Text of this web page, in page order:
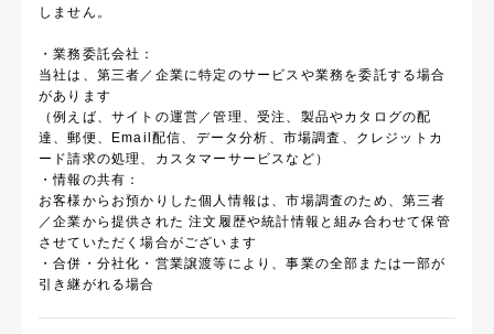
しません。
・業務委託会社：
当社は、第三者／企業に特定のサービスや業務を委託する場合
があります
（例えば、サイトの運営／管理、受注、製品やカタログの配
達、郵便、Email配信、データ分析、市場調査、クレジットカ
ード請求の処理、カスタマーサービスなど）
・情報の共有：
お客様からお預かりした個人情報は、市場調査のため、第三者
／企業から提供された 注文履歴や統計情報と組み合わせて保管
させていただく場合がございます
・合併・分社化・営業譲渡等により、事業の全部または一部が
引き継がれる場合